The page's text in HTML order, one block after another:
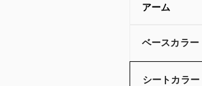
アーム
シートカラー
ベースカラー